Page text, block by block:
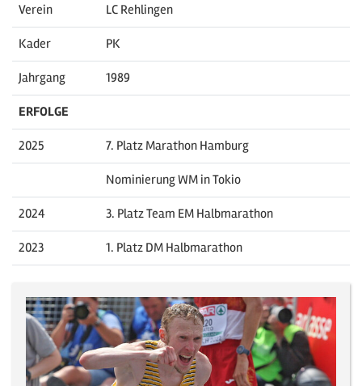
Verein LC Rehlingen
Kader PK
Jahrgang 1989
ERFOLGE
2025 7. Platz Marathon Hamburg
Nominierung WM in Tokio
2024 3. Platz Team EM Halbmarathon
2023 1. Platz DM Halbmarathon